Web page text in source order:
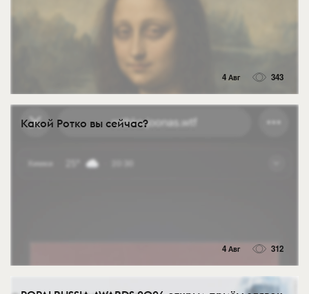
4 Авг 343
Какой Ротко вы сейчас?
4 Авг 312